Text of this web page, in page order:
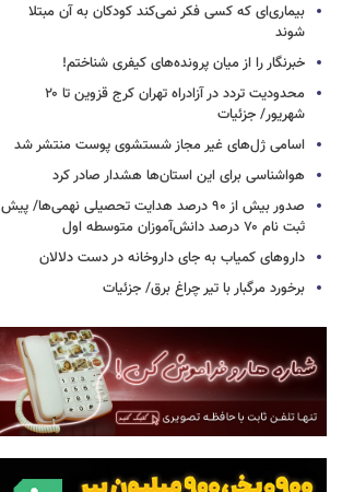
بیماری‌ای که کسی فکر نمی‌کند کودکان به آن مبتلا
شوند
خبرنگار را از میان پرونده‌های کیفری شناختم!
محدودیت تردد در آزادراه تهران کرج قزوین تا ۲۰
شهریور/ جزئیات
اسامی ژل‌های غیر مجاز شستشوی پوست منتشر شد
هواشناسی برای این استان‌ها هشدار صادر کرد
صدور بیش از ۹۰ درصد هدایت تحصیلی نهمی‌ها/ پیش
ثبت نام ۷۰ درصد دانش‌آموزان متوسطه اول
داروهای کمیاب به جای داروخانه در دست دلالان
برخورد مرگبار با تیر چراغ برق/ جزئیات